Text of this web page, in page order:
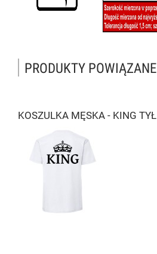
PRODUKTY POWIĄZANE
KOSZULKA MĘSKA - KING TYŁ